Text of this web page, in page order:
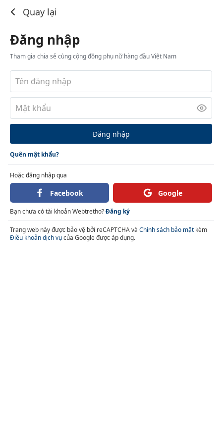
Quay lại
Đăng nhập
Tham gia chia sẻ cùng cộng đồng phụ nữ hàng đầu Việt Nam
Đăng nhập
Quên mật khẩu?
Hoặc đăng nhập qua
Facebook Google
Bạn chưa có tài khoản Webtretho?Đăng ký
Trang web này được bảo vệ bởi reCAPTCHA và Chính sách bảo mật kèm
Điều khoản dịch vụcủa Google được áp dụng.